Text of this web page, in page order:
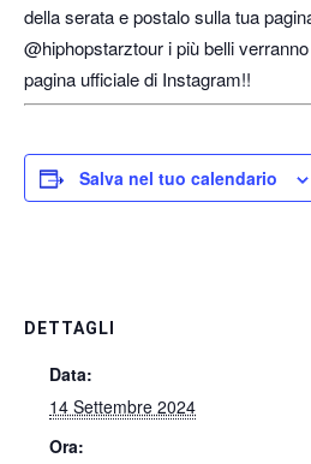
della serata e postalo sulla tua
@hiphopstarztour i più belli
pagina ufficiale di Instagram!!
Salva nel tuo calendario
DETTAGLI
Data:
14 Settembre 2024
Ora: